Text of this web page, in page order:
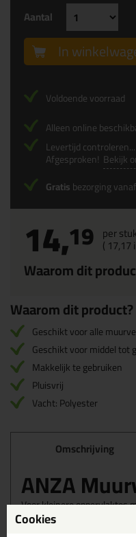
14,19 per
( 17,17
Waarom dit
Aantal
In
Voldoende voorraad
Alleen online
Levertijd controleren...
Afgesproken! Bekijk
Gratisbezorging
Waarom dit product?
Geschikt voor alle
Geschikt voor middel tot
Makkelijk te gebruiken
Pluisvrij
Vacht: Polyester
Omschrijving
ANZA
Voor kleinere oppervlaktes
structuur. Deze verfrol is
hij pluisvrij is. Geschikt voor
Cookies